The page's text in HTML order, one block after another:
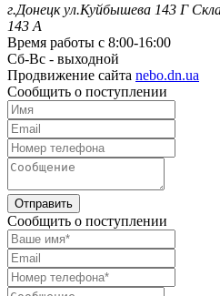
г.Донецк ул.Куйбышева 143 Г
143 А
Время работы с 8:00-16:00
Сб-Вс - выходной
Продвижение сайта nebo.dn.ua
Сообщить о поступлении
Отправить
Сообщить о поступлении